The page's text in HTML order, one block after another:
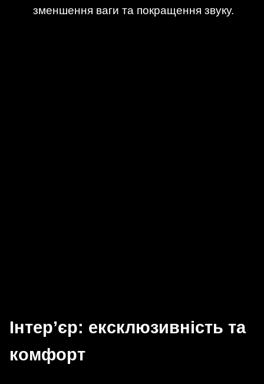
зменшення ваги та покращення звуку.
Інтер’єр: ексклюзивність та
комфорт